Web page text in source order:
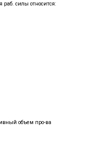
раб. силы относится:
объем про-ва